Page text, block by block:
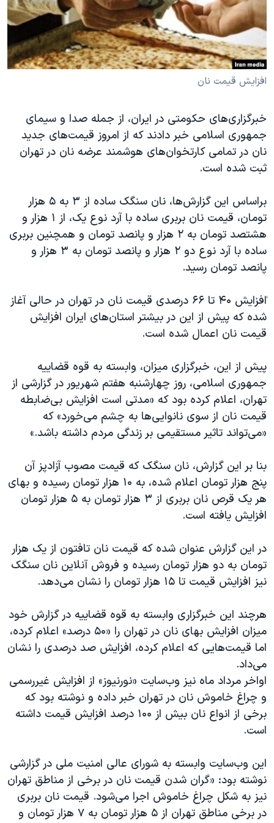
فرهنگ و زندگی
حقوق شهروندی
اقتصادی
علم و فناوری
گالری عکس
آرشیو پخش زنده
مستندها
انتخابات ریاست جمهوری آمریکا ۲۰۲۴
حمله جمهوری اسلامی به اسرائیل
رمز مهسا
اعتراضات زن، زندگی، آزادی
مجموعه مستندهای دادخواهی
تریبونال مردمی آبان ۹۸
چهل سال گروگان‌گیری
قانون شفافیت دارائی کادر رهبری ایران
اعتراضات مردمی آبان ۹۸
اسرائیل در جنگ
نرگس محمدی برنده جایزه نوبل صلح
همایش محافظه‌کاران آمریکا «سی‌پک»
صفحه‌های ویژه
سفر پرزیدنت ترامپ به چین
دنبال کنید
افزایش قیمت نان
خبرگزاری‌های حکومتی در ایران، از جمله صدا و سیمای
جمهوری اسلامی خبر دادند که از امروز قیمت‌های جدید
نان در تمامی کارتخوان‌های هوشمند عرضه نان در تهران
ثبت شده است.
براساس این گزارش‌ها، نان سنگک ساده از ۳ به ۵ هزار
تومان، قیمت نان بربری ساده با آرد نوع یک، از ۱ هزار و
هشتصد تومان به ۲ هزار و پانصد تومان و همچنین بربری
ساده با آرد نوع دو ۲ هزار و پانصد تومان به ۳ هزار و
پانصد تومان رسید.
ٰافزایش ۴۰ تا ۶۶ درصدی قیمت نان در تهران در حالی آغاز
شده که پیش از این در بیشتر استان‌های ایران افزایش
قیمت نان اعمال شده است.
پیش از این، خبرگزاری میزان، وابسته به قوه قضاییه
جمهوری اسلامی، روز چهارشنبه هفتم شهریور در گزارشی از
تهران، اعلام کرده بود که «مدتی است افزایش بی‌ضابطه
قیمت نان از سوی نانوایی‌ها به چشم می‌خورد» که
«می‌تواند تاثیر مستقیمی بر زندگی مردم داشته باشد.»
بنا بر این گزارش، نان سنگک که قیمت مصوب آزادپز آن
پنج هزار تومان اعلام شده، به ۱۰ هزار تومان رسیده و بهای
هر یک قرص نان بربری از ۳ هزار تومان به ۵ هزار تومان
افزایش یافته است.
در این گزارش عنوان شده که قیمت نان تافتون از یک هزار
تومان به دو هزار تومان رسیده و فروش آنلاین نان سنگک
نیز افزایش قیمت تا ۱۵ هزار تومان را نشان می‌دهد.
هرچند این خبرگزاری وابسته به قوه قضاییه در گزارش خود
میزان افزایش بهای نان در تهران را «۵۰ درصد» اعلام کرده،
اما قیمت‌هایی که اعلام کرده، افزایش صد درصدی را نشان
می‌داد.
اواخر مرداد ماه نیز وب‌سایت «نورنیوز» از افزایش غیررسمی
و چراغ خاموش نان در تهران خبر داده و نوشته بود که
برخی از انواع نان بیش از ۱۰۰ درصد افزایش قیمت داشته
است.
این وب‌سایت وابسته به شورای عالی امنیت ملی در گزارشی
نوشته بود: «گران شدن قیمت نان در برخی از مناطق تهران
نیز به شکل چراغ خاموش اجرا می‌شود. قیمت نان بربری
در برخی مناطق تهران از ۵ هزار تومان به ۷ هزار تومان و